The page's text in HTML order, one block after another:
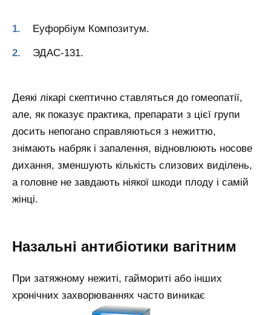
Еуфорбіум Композитум.
ЭДАС-131.
Деякі лікарі скептично ставляться до гомеопатії,
але, як показує практика, препарати з цієї групи
досить непогано справляються з нежиттю,
знімають набряк і запалення, відновлюють носове
дихання, зменшують кількість слизових виділень,
а головне не завдають ніякої шкоди плоду і самій
жінці.
Назальні антибіотики вагітним
При затяжному нежиті, гаймориті або інших
хронічних захворюваннях часто виникає